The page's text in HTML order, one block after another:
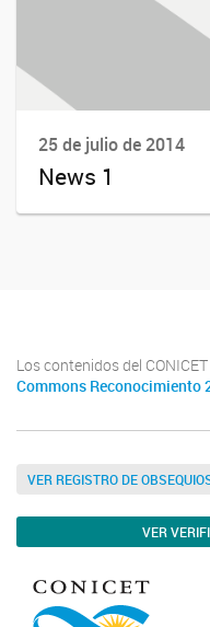
25 de julio de 2014
News 1
Los contenidos del
Commons Reconocimiento
VER REGISTRO DE
VER